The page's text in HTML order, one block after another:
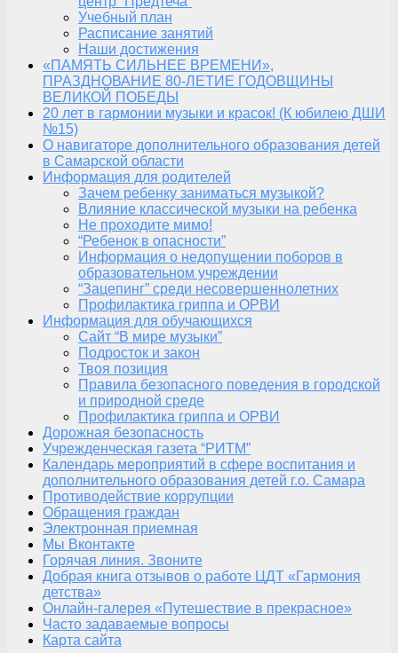
Учебный план
Расписание занятий
Наши достижения
«ПАМЯТЬ СИЛЬНЕЕ ВРЕМЕНИ»,
ПРАЗДНОВАНИЕ 80-ЛЕТИЕ ГОДОВЩИНЫ
ВЕЛИКОЙ ПОБЕДЫ
20 лет в гармонии музыки и красок! (К юбилею ДШИ
№15)
О навигаторе дополнительного образования детей
в Самарской области
Информация для родителей
Зачем ребенку заниматься музыкой?
Влияние классической музыки на ребенка
Не проходите мимо!
“Ребенок в опасности”
Информация о недопущении поборов в
образовательном учреждении
“Зацепинг” среди несовершеннолетних
Профилактика гриппа и ОРВИ
Информация для обучающихся
Сайт “В мире музыки”
Подросток и закон
Твоя позиция
Правила безопасного поведения в городской
и природной среде
Профилактика гриппа и ОРВИ
Дорожная безопасность
Учрежденческая газета “РИТМ”
Календарь мероприятий в сфере воспитания и
дополнительного образования детей г.о. Самара
Противодействие коррупции
Обращения граждан
Электронная приемная
Мы Вконтакте
Горячая линия. Звоните
Добрая книга отзывов о работе ЦДТ «Гармония
детства»
Онлайн-галерея «Путешествие в прекрасное»
Часто задаваемые вопросы
Карта сайта